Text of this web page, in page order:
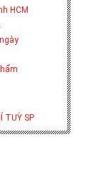
HCM
TUỲ SP